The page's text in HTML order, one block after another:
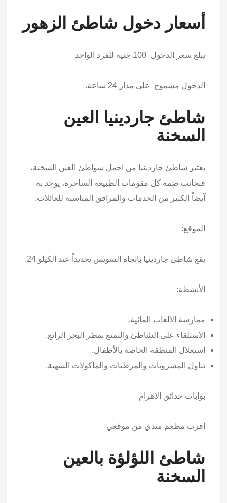
أسعار دخول شاطئ الزهور
يبلغ سعر الدخول 100 جنيه للفرد الواحد
الدخول مسموح على مدار 24 ساعة.
شاطئ جاردينيا العين
السخنة
يعتبر شاطئ جاردينيا من اجمل شواطئ العين السخنة،
فبجانب ضمه كل مقومات الطبيعة الساحرة، يوجد به
آيضاً الكثير من الخدمات والمرافق المناسبة للعائلات.
الموقع:
يقع شاطئ جاردينيا باتجاه السويس تحديداً عند الكيلو 24.
الأنشطة:
ممارسة الألعاب المائية.
الاستلقاء على الشاطئ والتمتع بمظر البحر الرائع.
استغلال المنطقة الخاصة بالأطفال.
تناول المشروبات والمرطبات والمأكولات الشهية.
بوابات حدائق الاهرام
أقرب مطعم مندي من موقعي
شاطئ اللؤلؤة بالعين
السخنة